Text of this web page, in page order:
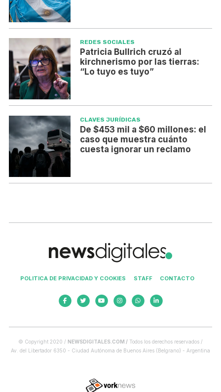
REDES SOCIALES
Patricia Bullrich cruzó al
kirchnerismo por las tierras:
“Lo tuyo es tuyo”
CLAVES JURÍDICAS
De $453 mil a $60 millones: el
caso que muestra cuánto
cuesta ignorar un reclamo
POLITICA DE PRIVACIDAD Y COOKIES STAFF CONTACTO
© Copyright 2020 / NEWSDIGITALES.COM / Todos los derechos reservados /
Av. del Libertador 6350 - Ciudad Autónoma de Buenos Aires (Belgrano) - Argentina